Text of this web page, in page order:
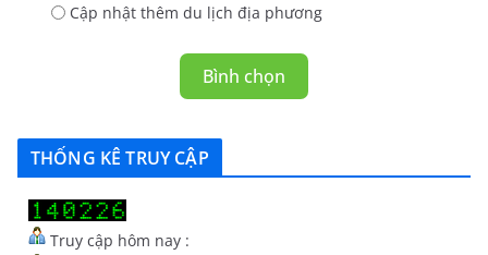
Cập nhật thêm du lịch địa phương
Bình chọn
THỐNG KÊ TRUY CẬP
Truy cập hôm nay :